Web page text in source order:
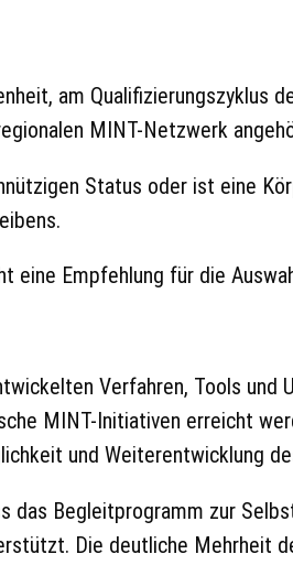
am Qualifizierungszyklus
MINT-Netzwerk
Status oder ist eine
eine Empfehlung für die
Verfahren, Tools
MINT-Initiativen erreicht
und Weiterentwicklung
das Begleitprogramm zur
Die deutliche Mehrheit